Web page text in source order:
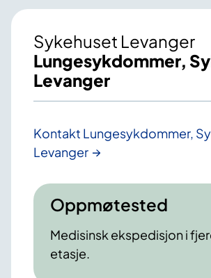
Sykehuset Levanger
Lungesykdommer,
Levanger
Kontakt Lungesykdommer,
Levanger
Oppmøtested
Medisinsk ekspedisjon i
etasje.